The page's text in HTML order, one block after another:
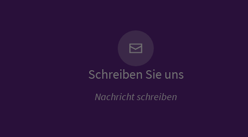
Schreiben Sie uns
Nachricht schreiben